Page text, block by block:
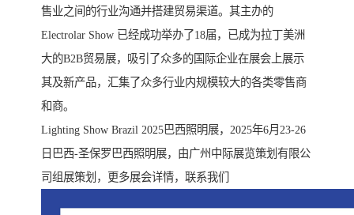
售业之间的行业沟通并搭建贸易渠道。其主办的
Electrolar Show 已经成功举办了18届，已成为拉丁美洲
大的B2B贸易展，吸引了众多的国际企业在展会上展示
其及新产品，汇集了众多行业内规模较大的各类零售商
和商。
Lighting Show Brazil 2025巴西照明展，2025年6月23-26
日巴西-圣保罗巴西照明展，由广州中际展览策划有限公
司组展策划，更多展会详情，联系我们